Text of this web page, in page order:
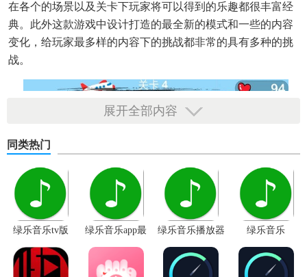
在各个的场景以及关卡下玩家将可以得到的乐趣都很丰富经
典。此外这款游戏中设计打造的最全新的模式和一些的内容
变化，给玩家最多样的内容下的挑战都非常的具有多种的挑
战。
【猫咪冲冲冲卡通猫女生游戏特色】
展开全部内容
同类热门
绿乐音乐tv版
绿乐音乐app最
新版本
绿乐音乐播放器 绿乐音乐